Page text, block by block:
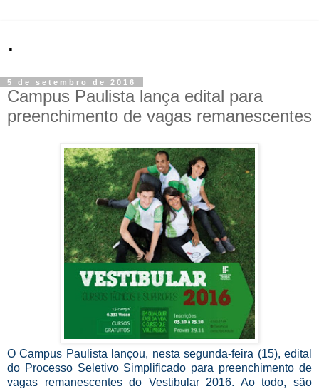
.
5 de setembro de 2016
Campus Paulista lança edital para
preenchimento de vagas remanescentes
O Campus Paulista lançou, nesta segunda-feira (15), edital
do Processo Seletivo Simplificado para preenchimento de
vagas remanescentes do Vestibular 2016. Ao todo, são